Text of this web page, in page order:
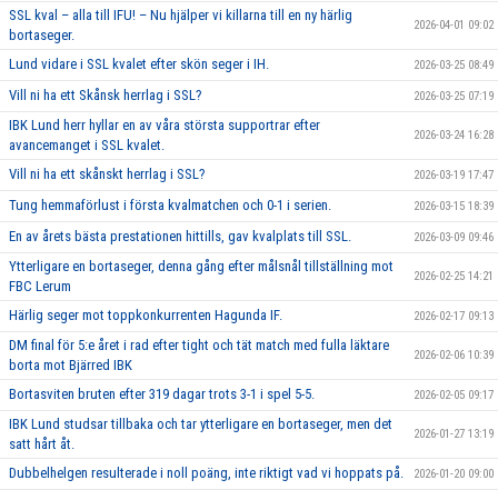
SSL kval – alla till IFU! – Nu hjälper vi killarna till en ny härlig
bortaseger.
2026-04-01 09:02
Lund vidare i SSL kvalet efter skön seger i IH. 2026-03-25 08:49
Vill ni ha ett Skånsk herrlag i SSL? 2026-03-25 07:19
IBK Lund herr hyllar en av våra största supportrar efter
avancemanget i SSL kvalet.
2026-03-24 16:28
Vill ni ha ett skånskt herrlag i SSL? 2026-03-19 17:47
Tung hemmaförlust i första kvalmatchen och 0-1 i serien. 2026-03-15 18:39
En av årets bästa prestationen hittills, gav kvalplats till SSL. 2026-03-09 09:46
Ytterligare en bortaseger, denna gång efter målsnål tillställning mot
FBC Lerum
2026-02-25 14:21
Härlig seger mot toppkonkurrenten Hagunda IF. 2026-02-17 09:13
DM final för 5:e året i rad efter tight och tät match med fulla läktare
borta mot Bjärred IBK
2026-02-06 10:39
Bortasviten bruten efter 319 dagar trots 3-1 i spel 5-5. 2026-02-05 09:17
IBK Lund studsar tillbaka och tar ytterligare en bortaseger, men det
satt hårt åt.
2026-01-27 13:19
Dubbelhelgen resulterade i noll poäng, inte riktigt vad vi hoppats på. 2026-01-20 09:00